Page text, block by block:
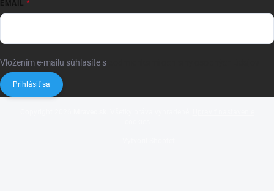
EMAIL
Vložením e-mailu súhlasíte s
Prihlásiť sa